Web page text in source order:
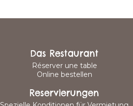
Das Restaurant
Réserver une table
Online bestellen
Reservierungen